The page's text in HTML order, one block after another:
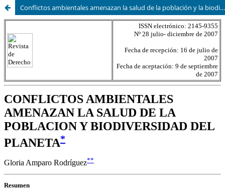
Conflictos ambientales amenazan la salud de la población y la biodiversidad del planeta